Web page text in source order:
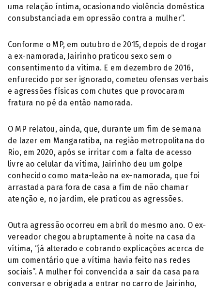
uma relação íntima, ocasionando violência doméstica
consubstanciada em opressão contra a mulher”.
Conforme o MP, em outubro de 2015, depois de drogar
a ex-namorada, Jairinho praticou sexo sem o
consentimento da vítima. E em dezembro de 2016,
enfurecido por ser ignorado, cometeu ofensas verbais
e agressões físicas com chutes que provocaram
fratura no pé da então namorada.
O MP relatou, ainda, que, durante um fim de semana
de lazer em Mangaratiba, na região metropolitana do
Rio, em 2020, após se irritar com a falta de acesso
livre ao celular da vítima, Jairinho deu um golpe
conhecido como mata-leão na ex-namorada, que foi
arrastada para fora de casa a fim de não chamar
atenção e, no jardim, ele praticou as agressões.
Outra agressão ocorreu em abril do mesmo ano. O ex-
vereador chegou abruptamente à noite na casa da
vítima, “já alterado e cobrando explicações acerca de
um comentário que a vítima havia feito nas redes
sociais”. A mulher foi convencida a sair da casa para
conversar e obrigada a entrar no carro de Jairinho,